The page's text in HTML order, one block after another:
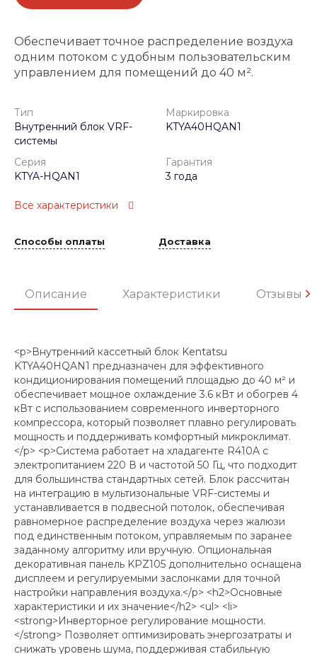
Обеспечивает точное распределение воздуха
одним потоком с удобным пользовательским
управлением для помещений до 40 м².
Тип
Внутренний блок VRF-
системы
Маркировка
KTYA40HQAN1
Серия
KTYA-HQAN1
Гарантия
3 года
Все характеристики
Способы оплаты Доставка
Описание Характеристики Отзывы
<p>Внутренний кассетный блок Kentatsu
KTYA40HQAN1 предназначен для эффективного
кондиционирования помещений площадью до 40 м² и
обеспечивает мощное охлаждение 3.6 кВт и обогрев 4
кВт с использованием современного инверторного
компрессора, который позволяет плавно регулировать
мощность и поддерживать комфортный микроклимат.
</p> <p>Система работает на хладагенте R410A с
электропитанием 220 В и частотой 50 Гц, что подходит
для большинства стандартных сетей. Блок рассчитан
на интеграцию в мультизональные VRF-системы и
устанавливается в подвесной потолок, обеспечивая
равномерное распределение воздуха через жалюзи
под единственным потоком, управляемым по заранее
заданному алгоритму или вручную. Опциональная
декоративная панель KPZ105 дополнительно оснащена
дисплеем и регулируемыми заслонками для точной
настройки направления воздуха.</p> <h2>Основные
характеристики и их значение</h2> <ul> <li>
<strong>Инверторное регулирование мощности.
</strong> Позволяет оптимизировать энергозатраты и
снижать уровень шума, поддерживая стабильную